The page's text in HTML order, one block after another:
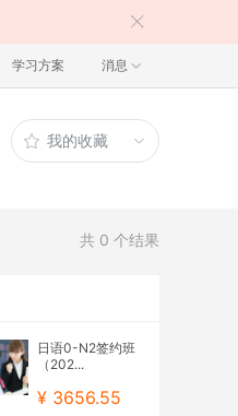
学习方案 消息
我的收藏
共 0 个结果
日语0-N2签约班
（202...
¥ 3656.55